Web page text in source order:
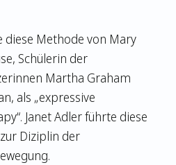
diese Methode von Mary
Schülerin der
Martha Graham
als „expressive
Janet Adler führte diese
Diziplin der